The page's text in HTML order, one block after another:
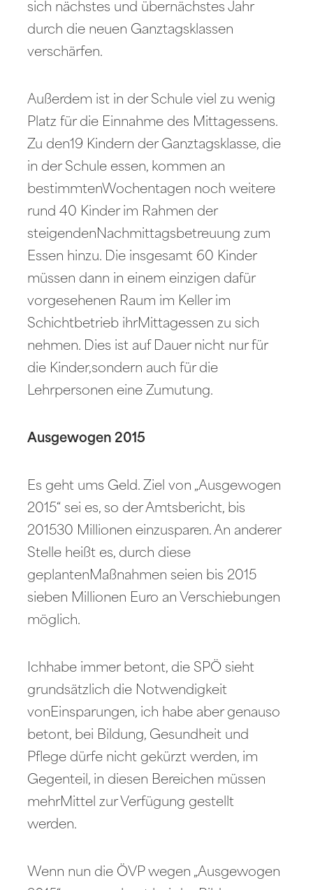
sich nächstes und übernächstes Jahr
durch die neuen Ganztagsklassen
verschärfen.
Außerdem ist in der Schule viel zu wenig
Platz für die Einnahme des Mittagessens.
Zu den19 Kindern der Ganztagsklasse, die
in der Schule essen, kommen an
bestimmtenWochentagen noch weitere
rund 40 Kinder im Rahmen der
steigendenNachmittagsbetreuung zum
Essen hinzu. Die insgesamt 60 Kinder
müssen dann in einem einzigen dafür
vorgesehenen Raum im Keller im
Schichtbetrieb ihrMittagessen zu sich
nehmen. Dies ist auf Dauer nicht nur für
die Kinder,sondern auch für die
Lehrpersonen eine Zumutung.
Ausgewogen 2015
Es geht ums Geld. Ziel von „Ausgewogen
2015“ sei es, so der Amtsbericht, bis
201530 Millionen einzusparen. An anderer
Stelle heißt es, durch diese
geplantenMaßnahmen seien bis 2015
sieben Millionen Euro an Verschiebungen
möglich.
Ichhabe immer betont, die SPÖ sieht
grundsätzlich die Notwendigkeit
vonEinsparungen, ich habe aber genauso
betont, bei Bildung, Gesundheit und
Pflege dürfe nicht gekürzt werden, im
Gegenteil, in diesen Bereichen müssen
mehrMittel zur Verfügung gestellt
werden.
Wenn nun die ÖVP wegen „Ausgewogen